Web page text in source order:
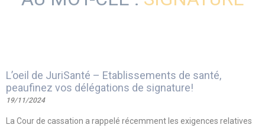
L’oeil de JuriSanté – Etablissements de santé,
peaufinez vos délégations de signature!
19/11/2024
La Cour de cassation a rappelé récemment les exigences relatives